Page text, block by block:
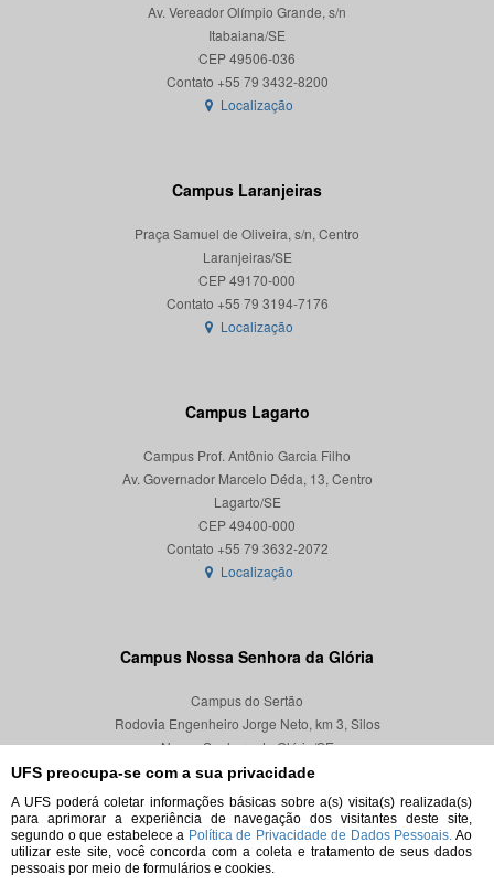
UFS preocupa-se com a sua privacidade
A UFS poderá coletar informações básicas sobre a(s) visita(s) realizada(s)
para aprimorar a experiência de navegação dos visitantes deste site,
segundo o que estabelece a Política de Privacidade de Dados Pessoais. Ao
utilizar este site, você concorda com a coleta e tratamento de seus dados
pessoais por meio de formulários e cookies.
Av. Vereador Olímpio Grande, s/n
Itabaiana/SE
CEP 49506-036
Localização
Campus Laranjeiras
Praça Samuel de Oliveira, s/n, Centro
Laranjeiras/SE
CEP 49170-000
Localização
Campus Lagarto
Campus Prof. Antônio Garcia Filho
Av. Governador Marcelo Déda, 13, Centro
Lagarto/SE
CEP 49400-000
Localização
Campus Nossa Senhora da Glória
Campus do Sertão
Rodovia Engenheiro Jorge Neto, km 3, Silos
Nossa Senhora da Glória/SE
CEP 49680-000
Localização